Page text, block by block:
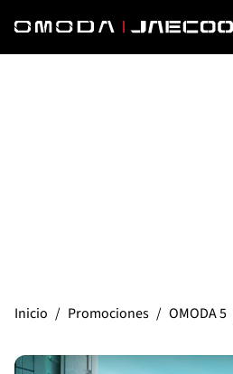
Inicio / Promociones / OMODA 5